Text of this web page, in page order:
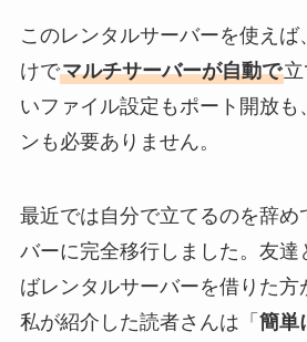
このレンタルサーバーを使え
けでマルチサーバーが自動で
いファイル設定もポート開放も
ンも必要ありません。
最近では自分で立てるのを辞め
バーに完全移行しました。友達
ばレンタルサーバーを借りた方
私が紹介した読者さんは「 簡単